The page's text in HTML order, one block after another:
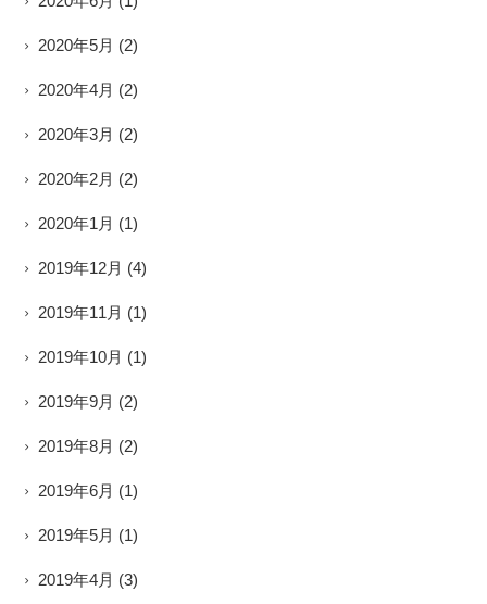
2020年5月 (2)
2020年4月 (2)
2020年3月 (2)
2020年2月 (2)
2020年1月 (1)
2019年12月 (4)
2019年11月 (1)
2019年10月 (1)
2019年9月 (2)
2019年8月 (2)
2019年6月 (1)
2019年5月 (1)
2019年4月 (3)